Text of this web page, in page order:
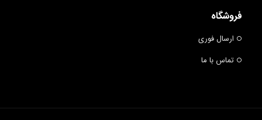
فروشگاه
ارسال فوری
تماس با ما